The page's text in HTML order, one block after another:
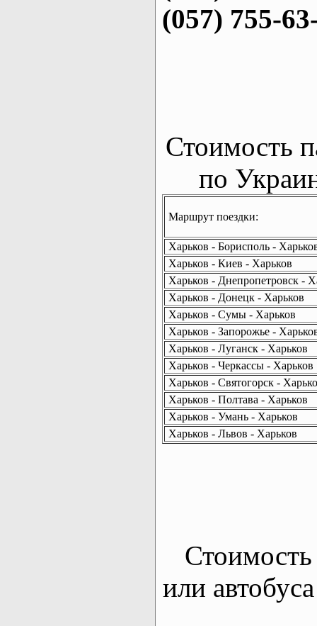
(057) 755-
Стоимость
по
Маршрут поездки:
Харьков - Борисполь -
Харьков - Киев - Харьков
Харьков - Днепропетровск -
Харьков - Донецк - Харьков
Харьков - Сумы - Харьков
Харьков - Запорожье -
Харьков - Луганск - Харьков
Харьков - Черкассы - Харьков
Харьков - Святогорск -
Харьков - Полтава - Харьков
Харьков - Умань - Харьков
Харьков - Львов - Харьков
Стоимость
или